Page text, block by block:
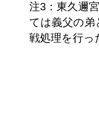
注3：東久邇
ては義父の弟
戦処理を行っ